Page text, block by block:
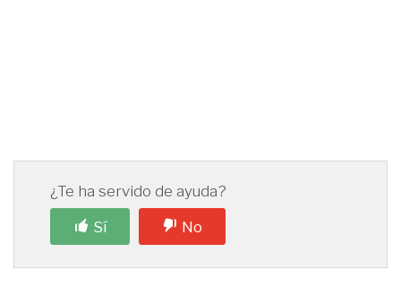
¿Te ha servido de ayuda?
Sí
No